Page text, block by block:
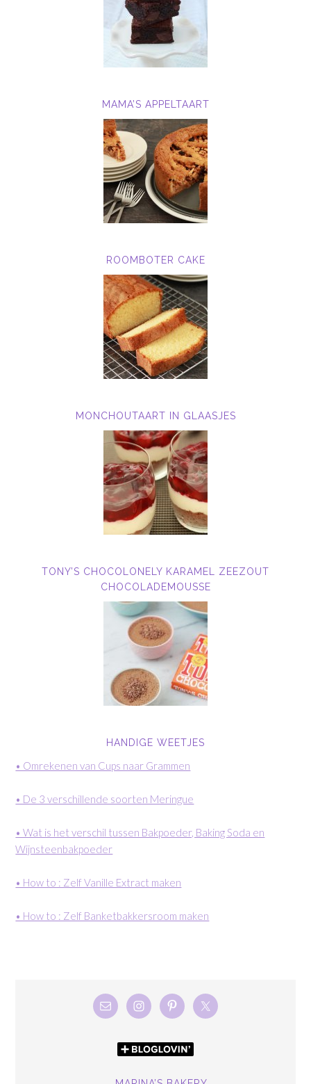
MAMA’S APPELTAART
ROOMBOTER CAKE
MONCHOUTAART IN GLAASJES
TONY’S CHOCOLONELY KARAMEL ZEEZOUT
CHOCOLADEMOUSSE
HANDIGE WEETJES
• Omrekenen van Cups naar Grammen
• De 3 verschillende soorten Meringue
• Wat is het verschil tussen Bakpoeder, Baking Soda en
Wijnsteenbakpoeder
• How to : Zelf Vanille Extract maken
• How to : Zelf Banketbakkersroom maken